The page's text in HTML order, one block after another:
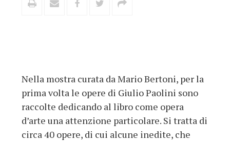
Nella mostra curata da Mario Bertoni, per la
prima volta le opere di Giulio Paolini sono
raccolte dedicando al libro come opera
d’arte una attenzione particolare. Si tratta di
circa 40 opere, di cui alcune inedite, che